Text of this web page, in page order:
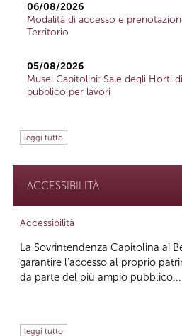
06/08/2026
Modalità di accesso e
Territorio
05/08/2026
Musei Capitolini: Sale degli Horti
pubblico per lavori
leggi tutto
ACCESSIBILITÀ
Accessibilità
La Sovrintendenza Capitolina ai
garantire l’accesso al proprio
da parte del più ampio pubblico...
leggi tutto